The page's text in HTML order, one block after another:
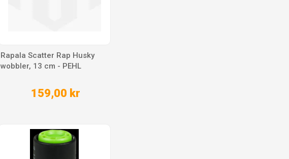
Rapala Scatter Rap Husky
wobbler, 13 cm - PEHL
159,00 kr